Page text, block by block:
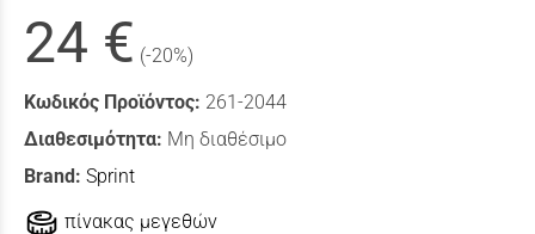
24 € (-20%)
Κωδικός Προϊόντος: 261-2044
Διαθεσιμότητα: Μη διαθέσιμο
Brand: Sprint
πίνακας μεγεθών